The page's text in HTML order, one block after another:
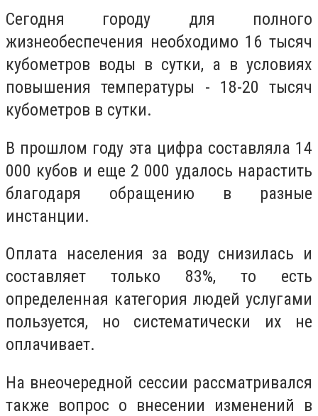
Сегодня городу для полного
жизнеобеспечения необходимо 16 тысяч
кубометров воды в сутки, а в условиях
повышения температуры - 18-20 тысяч
кубометров в сутки.
В прошлом году эта цифра составляла 14
000 кубов и еще 2 000 удалось нарастить
благодаря обращению в разные
инстанции.
Оплата населения за воду снизилась и
составляет только 83%, то есть
определенная категория людей услугами
пользуется, но систематически их не
оплачивает.
На внеочередной сессии рассматривался
также вопрос о внесении изменений в